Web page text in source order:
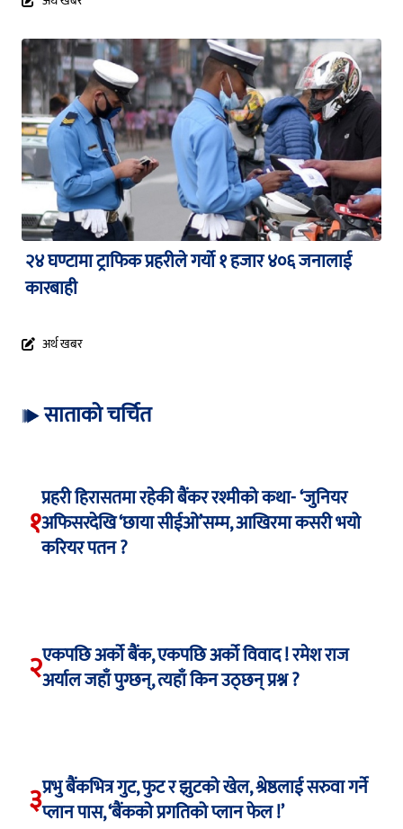
२४ घण्टामा ट्राफिक प्रहरीले गर्यो १ हजार ४०६ जनालाई
कारबाही
अर्थ खबर
साताको चर्चित
१
प्रहरी हिरासतमा रहेकी बैंकर रश्मीको कथा- ‘जुनियर
अफिसरदेखि ‘छाया सीईओ’सम्म, आखिरमा कसरी भयो
करियर पतन ?
२एकपछि अर्को बैंक, एकपछि अर्को विवाद ! रमेश राज
अर्याल जहाँ पुग्छन्, त्यहाँ किन उठ्छन् प्रश्न ?
३प्रभु बैंकभित्र गुट, फुट र झुटको खेल, श्रेष्ठलाई सरुवा गर्ने
प्लान पास, ‘बैंकको प्रगतिको प्लान फेल !’